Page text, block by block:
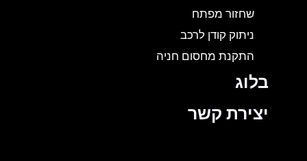
שחזור מפתח
ניתוק קודן לרכב
התקנת מחסום חניה
בלוג
יצירת קשר